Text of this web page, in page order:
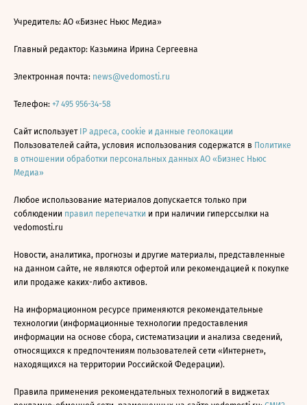
Учредитель: АО «Бизнес Ньюс Медиа»
Главный редактор: Казьмина Ирина Сергеевна
Электронная почта: news@vedomosti.ru
Телефон: +7 495 956-34-58
Сайт использует IP адреса, cookie и данные геолокации
Пользователей сайта, условия использования содержатся в Политике
в отношении обработки персональных данных АО «Бизнес Ньюс
Медиа»
Любое использование материалов допускается только при
соблюдении правил перепечатки и при наличии гиперссылки на
vedomosti.ru
Новости, аналитика, прогнозы и другие материалы, представленные
на данном сайте, не являются офертой или рекомендацией к покупке
или продаже каких-либо активов.
На информационном ресурсе применяются рекомендательные
технологии (информационные технологии предоставления
информации на основе сбора, систематизации и анализа сведений,
относящихся к предпочтениям пользователей сети «Интернет»,
находящихся на территории Российской Федерации).
Правила применения рекомендательных технологий в виджетах